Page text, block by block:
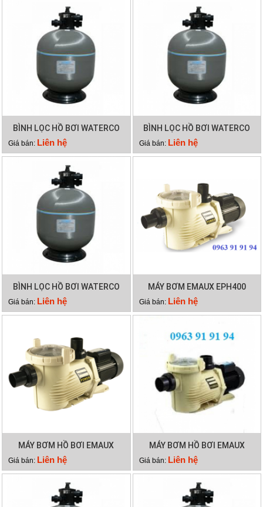
BÌNH LỌC HỒ BƠI WATERCO
S700
Giá bán: Liên hệ
BÌNH LỌC HỒ BƠI WATERCO
S900
Giá bán: Liên hệ
BÌNH LỌC HỒ BƠI WATERCO
S800
Giá bán: Liên hệ
MÁY BƠM EMAUX EPH400
Giá bán: Liên hệ
MÁY BƠM HỒ BƠI EMAUX
EPH300
Giá bán: Liên hệ
MÁY BƠM HỒ BƠI EMAUX
EPH200
Giá bán: Liên hệ